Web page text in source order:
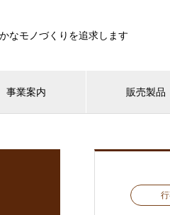
なモノづくりを追求します
事業案内 販売製品